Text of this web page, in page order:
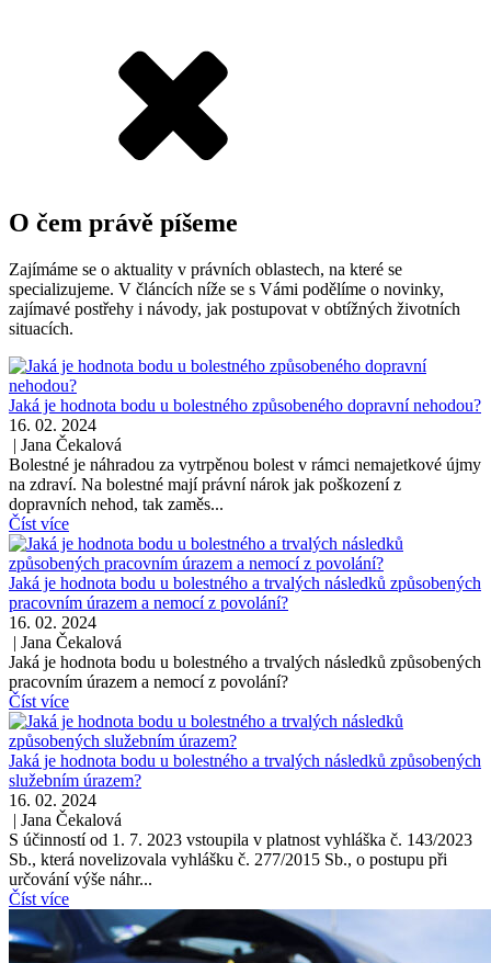
O čem právě píšeme
Zajímáme se o aktuality v právních oblastech, na které se
specializujeme. V článcích níže se s Vámi podělíme o novinky,
zajímavé postřehy i návody, jak postupovat v obtížných životních
situacích.
Jaká je hodnota bodu u bolestného způsobeného dopravní nehodou?
16. 02. 2024
| Jana Čekalová
Bolestné je náhradou za vytrpěnou bolest v rámci nemajetkové újmy
na zdraví. Na bolestné mají právní nárok jak poškození z
dopravních nehod, tak zaměs...
Číst více
Jaká je hodnota bodu u bolestného a trvalých následků způsobených
pracovním úrazem a nemocí z povolání?
16. 02. 2024
| Jana Čekalová
Jaká je hodnota bodu u bolestného a trvalých následků způsobených
pracovním úrazem a nemocí z povolání?
Číst více
Jaká je hodnota bodu u bolestného a trvalých následků způsobených
služebním úrazem?
16. 02. 2024
| Jana Čekalová
S účinností od 1. 7. 2023 vstoupila v platnost vyhláška č. 143/2023
Sb., která novelizovala vyhlášku č. 277/2015 Sb., o postupu při
určování výše náhr...
Číst více